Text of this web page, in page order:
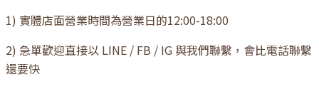
1) 實體店面營業時間為營業日的12:00-18:00
2) 急單歡迎直接以 LINE / FB / IG 與我們聯繫，會比電話聯繫
還要快